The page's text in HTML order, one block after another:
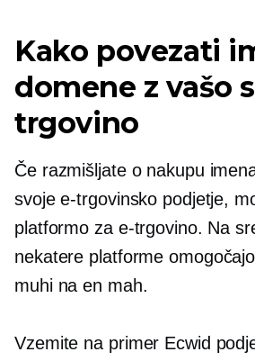
Kako povezati
domene z vašo
trgovino
Če razmišljate o nakupu
svoje e-trgovinsko podjetje,
platformo za e-trgovino. Na
nekatere platforme
muhi na en mah.
Vzemite na primer Ecwid